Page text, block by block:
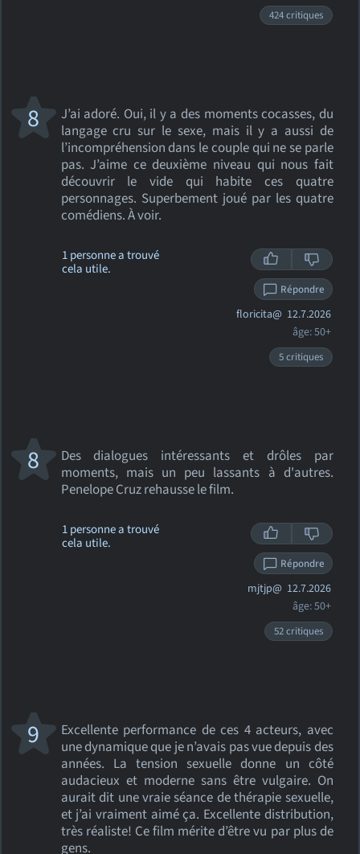
424 critiques
J’ai adoré. Oui, il y a des moments cocasses, du
langage cru sur le sexe, mais il y a aussi de
l’incompréhension dans le couple qui ne se parle
pas. J’aime ce deuxième niveau qui nous fait
découvrir le vide qui habite ces quatre
personnages. Superbement joué par les quatre
comédiens. À voir.
8
1 personne a trouvé
cela utile.
Répondre
floricita@ 12.7.2026
âge: 50+
5 critiques
Des dialogues intéressants et drôles par
moments, mais un peu lassants à d'autres.
Penelope Cruz rehausse le film.
8
1 personne a trouvé
cela utile.
Répondre
mjtjp@ 12.7.2026
âge: 50+
52 critiques
Excellente performance de ces 4 acteurs, avec
une dynamique que je n’avais pas vue depuis des
années. La tension sexuelle donne un côté
audacieux et moderne sans être vulgaire. On
aurait dit une vraie séance de thérapie sexuelle,
et j’ai vraiment aimé ça. Excellente distribution,
très réaliste! Ce film mérite d’être vu par plus de
gens.
9